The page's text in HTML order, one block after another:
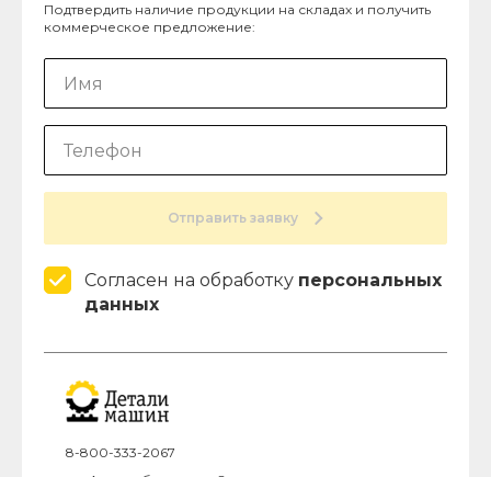
Подтвердить наличие продукции на складах и получить
коммерческое предложение:
Отправить заявку
Согласен на обработку персональных
данных
8-800-333-2067